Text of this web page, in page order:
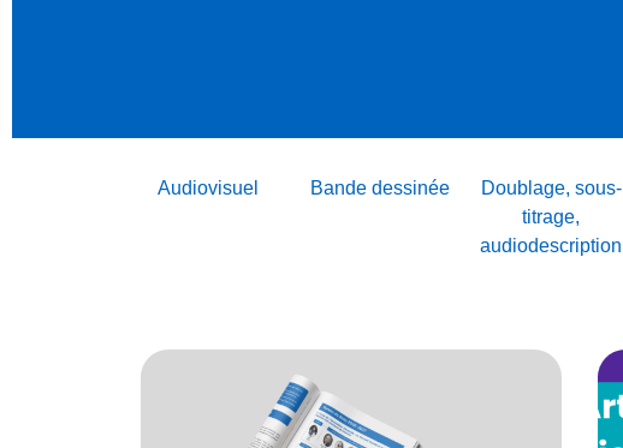
Audiovisuel Bande dessinée
Doublage, sous-
titrage,
audiodescription